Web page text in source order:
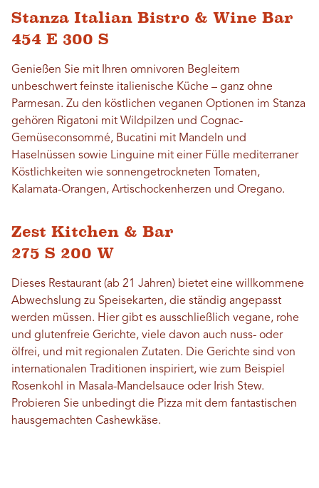
Stanza Italian Bistro & Wine Bar
454 E 300 S
Genießen Sie mit Ihren omnivoren Begleitern
unbeschwert feinste italienische Küche – ganz ohne
Parmesan. Zu den köstlichen veganen Optionen im Stanza
gehören Rigatoni mit Wildpilzen und Cognac-
Gemüseconsommé, Bucatini mit Mandeln und
Haselnüssen sowie Linguine mit einer Fülle mediterraner
Köstlichkeiten wie sonnengetrockneten Tomaten,
Kalamata-Orangen, Artischockenherzen und Oregano.
Zest Kitchen & Bar
275 S 200 W
Dieses Restaurant (ab 21 Jahren) bietet eine willkommene
Abwechslung zu Speisekarten, die ständig angepasst
werden müssen. Hier gibt es ausschließlich vegane, rohe
und glutenfreie Gerichte, viele davon auch nuss- oder
ölfrei, und mit regionalen Zutaten. Die Gerichte sind von
internationalen Traditionen inspiriert, wie zum Beispiel
Rosenkohl in Masala-Mandelsauce oder Irish Stew.
Probieren Sie unbedingt die Pizza mit dem fantastischen
hausgemachten Cashewkäse.